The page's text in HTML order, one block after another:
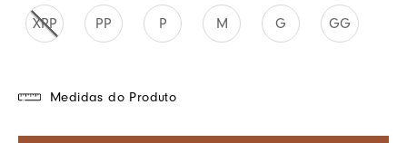
XPP PP P M G GG
Medidas do Produto